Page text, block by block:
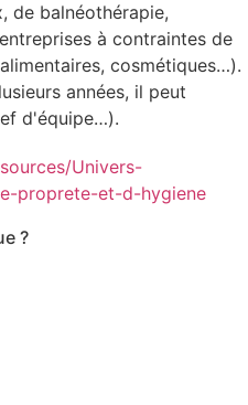
de balnéothérapie,
à contraintes de
cosmétiques…).
années, il peut
d'équipe…).
Univers-
proprete-et-d-hygiene
?